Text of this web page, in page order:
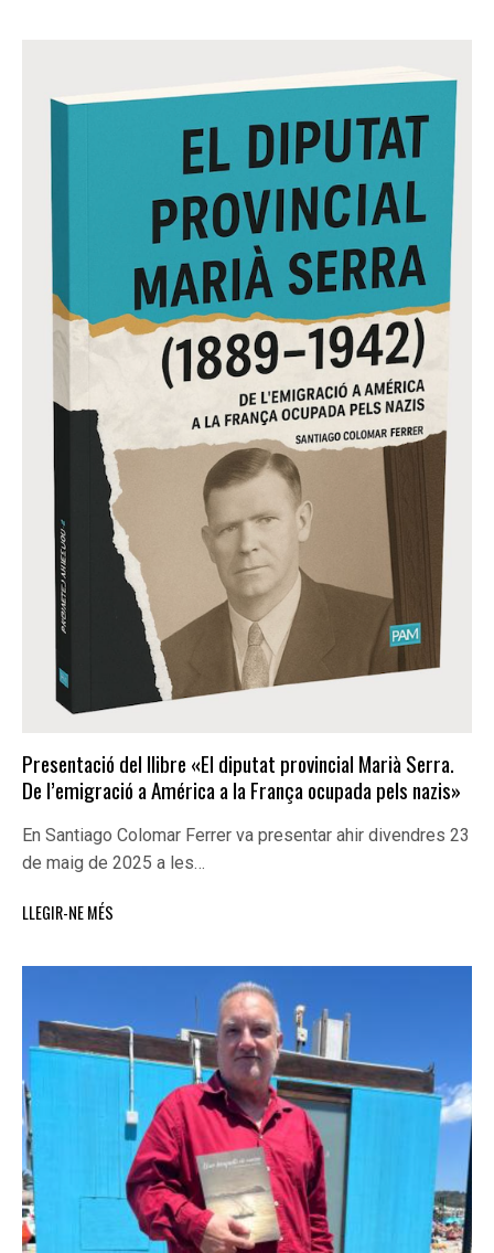
Presentació del llibre «El diputat provincial Marià Serra.
De l’emigració a América a la França ocupada pels nazis»
En Santiago Colomar Ferrer va presentar ahir divendres 23
de maig de 2025 a les…
LLEGIR-NE MÉS